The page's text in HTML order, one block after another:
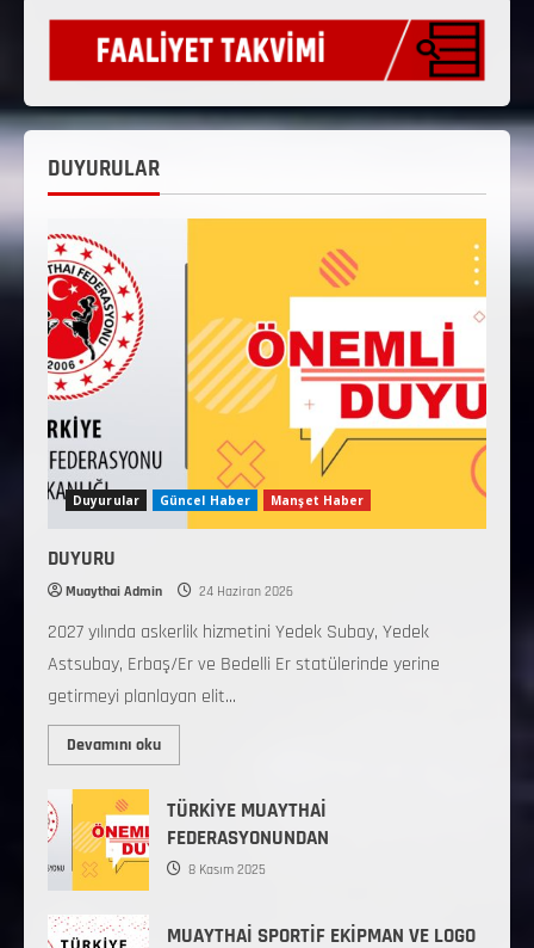
DUYURULAR
Duyurular Güncel Haber Manşet Haber
DUYURU
Muaythai Admin 24 Haziran 2026
2027 yılında askerlik hizmetini Yedek Subay, Yedek
Astsubay, Erbaş/Er ve Bedelli Er statülerinde yerine
getirmeyi planlayan elit...
Devamını oku
TÜRKİYE MUAYTHAİ
FEDERASYONUNDAN
8 Kasım 2025
MUAYTHAİ SPORTİF EKİPMAN VE LOGO